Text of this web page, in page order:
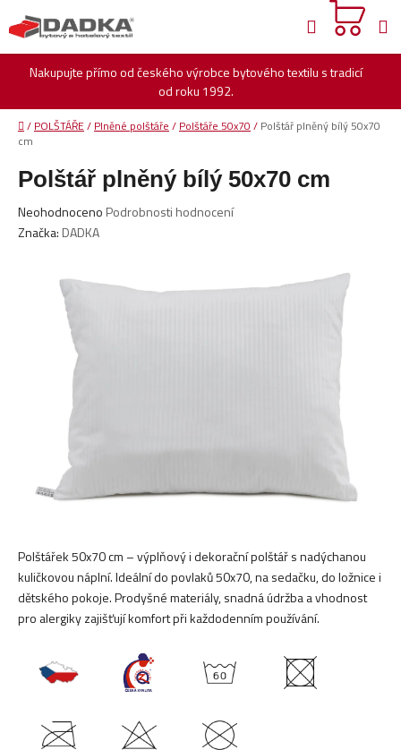
na
obsah
Nakupujte přímo od českého výrobce bytového textilu s tradicí
od roku 1992.
Hledat
Domů
/ POLŠTÁŘE / Plněné polštáře / Polštáře 50x70 / Polštář plněný bílý 50x70
cm
Polštářek 50x70 cm – výplňový i dekorační polštář s nadýchanou
kuličkovou náplní. Ideální do povlaků 50x70, na sedačku, do ložnice i
dětského pokoje. Prodyšné materiály, snadná údržba a vhodnost
pro alergiky zajišťují komfort při každodenním používání.
Polštář plněný bílý 50x70 cm
Průměrné
hodnocení
Neohodnoceno Podrobnosti hodnocení
Značka: DADKA